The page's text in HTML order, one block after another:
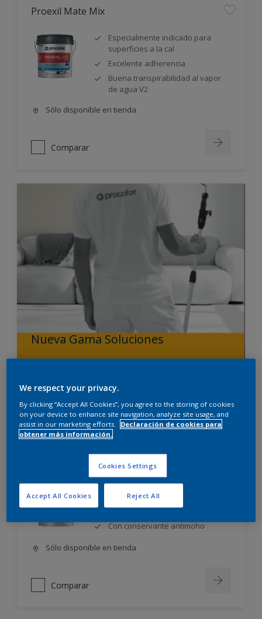
Proexil Mate Mix
Especialmente indicado para
superficies a la cal
Excelente adherencia
Buena transpirabilidad al vapor
de agua V2
Sólo disponible en tienda
Comparar
Nueva Gama Soluciones
Para manchas, moho y humedad
Ver productos
Ligeramente texturado
Disimula imperfecciones de la
superficie
Con conservante antimoho
Sólo disponible en tienda
Comparar
We respect your privacy.
By clicking “Accept All Cookies”, you agree to the storing of cookies
on your device to enhance site navigation, analyze site usage, and
assist in our marketing efforts.
Declaración de cookies para
obtener más información.
Cookies Settings
Reject All
Accept All Cookies